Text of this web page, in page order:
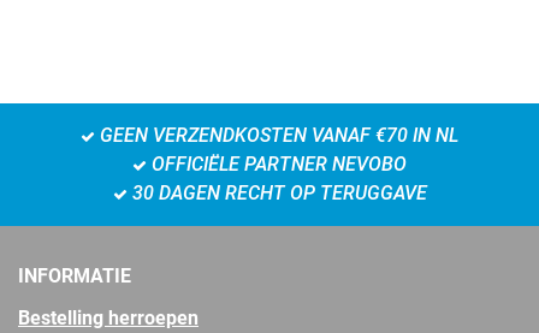
GEEN VERZENDKOSTEN VANAF €70 IN NL
OFFICIËLE PARTNER NEVOBO
30 DAGEN RECHT OP TERUGGAVE
INFORMATIE
Bestelling herroepen